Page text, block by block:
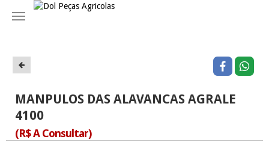
Navegação
MANPULOS DAS ALAVANCAS AGRALE
4100
(R$ A Consultar)